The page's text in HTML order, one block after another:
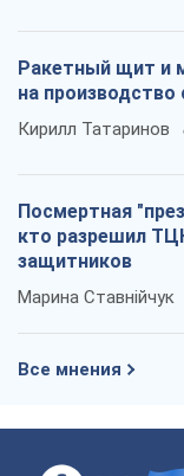
Ракетный щит и
на
Кирилл Татаринов
Посмертная
кто разрешил
защитников
Марина Ставнійчук
Все мнения